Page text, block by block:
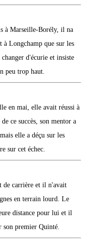
à Marseille-Borély, il na
à Longchamp que sur les
d'écurie et insiste
peu trop haut.
en mai, elle avait réussi à
ce succès, son mentor a
elle a déçu sur les
sur cet échec.
de carrière et il n'avait
en terrain lourd. Le
distance pour lui et il
son premier Quinté.